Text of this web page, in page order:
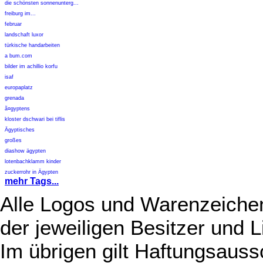
die schönsten sonnenunterg...
freiburg im...
februar
landschaft luxor
türkische handarbeiten
a bum.com
bilder im achillio korfu
isaf
europaplatz
grenada
ã¤gyptens
kloster dschwari bei tiflis
Ägyptisches
großes
diashow ägypten
lotenbachklamm kinder
zuckerrohr in Ägypten
mehr Tags...
Alle Logos und
der jeweiligen Besitzer und
Im übrigen gilt